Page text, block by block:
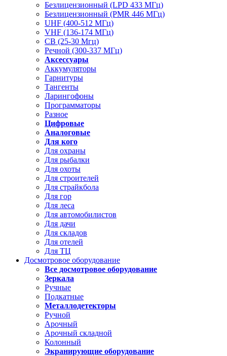
Безлицензионный (LPD 433 МГц)
Безлицензионный (PMR 446 МГц)
UHF (400-512 МГц)
VHF (136-174 МГц)
CB (25-30 Мгц)
Речной (300-337 МГц)
Аксессуары
Аккумуляторы
Гарнитуры
Тангенты
Ларингофоны
Программаторы
Разное
Цифровые
Аналоговые
Для кого
Для охраны
Для рыбалки
Для охоты
Для строителей
Для страйкбола
Для гор
Для леса
Для автомобилистов
Для дачи
Для складов
Для отелей
Для ТЦ
Досмотровое оборудование
Все досмотровое оборудование
Зеркала
Ручные
Подкатные
Металлодетекторы
Ручной
Арочный
Арочный складной
Колонный
Экранирующие оборудование